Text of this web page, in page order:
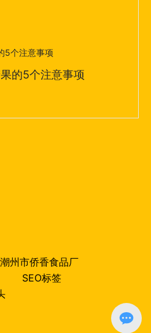
的5个注意事项
州市侨香食品厂
SEO标签